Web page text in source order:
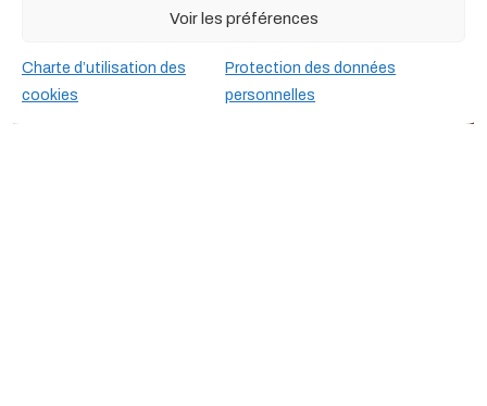
Voir les préférences
Charte d’utilisation des
cookies
Protection des données
personnelles